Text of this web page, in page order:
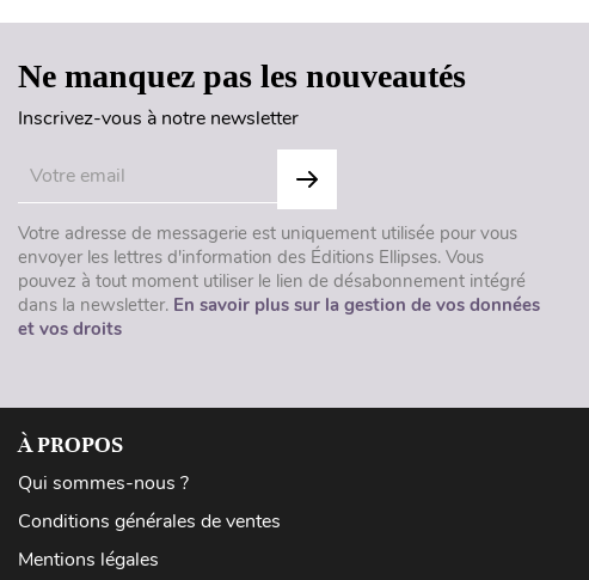
Ne manquez pas les nouveautés
Inscrivez-vous à notre newsletter
Votre adresse de messagerie est uniquement utilisée pour vous
envoyer les lettres d'information des Éditions Ellipses. Vous
pouvez à tout moment utiliser le lien de désabonnement intégré
dans la newsletter. En savoir plus sur la gestion de vos données
et vos droits
À PROPOS
Qui sommes-nous ?
Conditions générales de ventes
Mentions légales